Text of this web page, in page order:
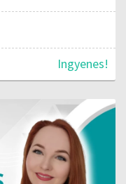
Ingyenes!